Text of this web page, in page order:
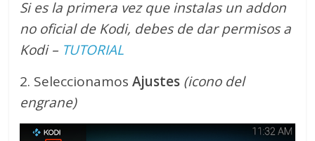
Si es la primera vez que instalas un addon
no oficial de Kodi, debes de dar permisos a
Kodi – TUTORIAL
2. SeleccionamosAjustes (icono del
engrane)